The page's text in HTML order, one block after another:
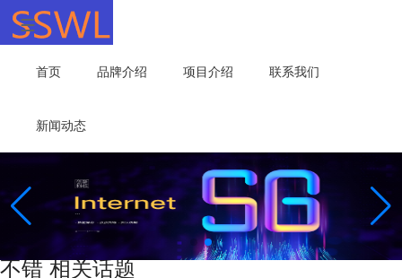
首页 品牌介绍 项目介绍 联系我们
新闻动态
不错 相关话题